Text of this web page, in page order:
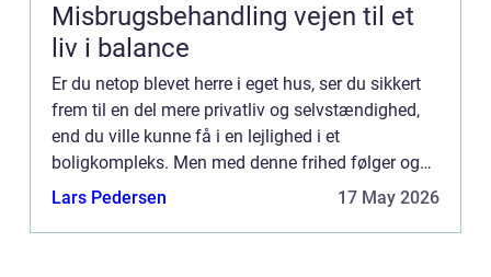
Misbrugsbehandling vejen til et
liv i balance
Er du netop blevet herre i eget hus, ser du sikkert
frem til en del mere privatliv og selvstændighed,
end du ville kunne få i en lejlighed i et
boligkompleks. Men med denne frihed følger også
en del ansvar. Og derfor er det godt at kende
Lars Pedersen 17 May 2026